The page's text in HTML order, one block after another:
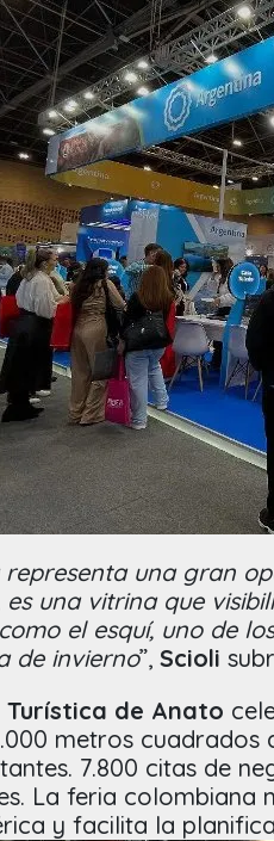
representa una gran
una vitrina que
el esquí, uno de
de invierno”, Scioli
de Anato
metros cuadrados
7.800 citas de
La feria colombiana
y facilita la